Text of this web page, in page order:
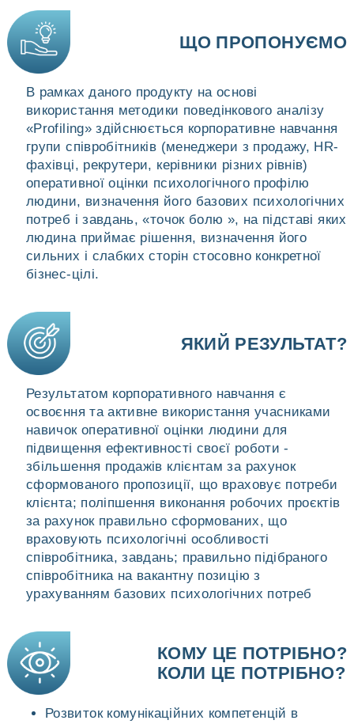
ЩО ПРОПОНУЄМО
В рамках даного продукту на основі
використання методики поведінкового аналізу
«Profiling» здійснюється корпоративне навчання
групи співробітників (менеджери з продажу, HR-
фахівці, рекрутери, керівники різних рівнів)
оперативної оцінки психологічного профілю
людини, визначення його базових психологічних
потреб і завдань, «точок болю », на підставі яких
людина приймає рішення, визначення його
сильних і слабких сторін стосовно конкретної
бізнес-цілі.
ЯКИЙ РЕЗУЛЬТАТ?
Результатом корпоративного навчання є
освоєння та активне використання учасниками
навичок оперативної оцінки людини для
підвищення ефективності своєї роботи -
збільшення продажів клієнтам за рахунок
сформованого пропозиції, що враховує потреби
клієнта; поліпшення виконання робочих проєктів
за рахунок правильно сформованих, що
враховують психологічні особливості
співробітника, завдань; правильно підібраного
співробітника на вакантну позицію з
урахуванням базових психологічних потреб
КОМУ ЦЕ ПОТРІБНО?
КОЛИ ЦЕ ПОТРІБНО?
Розвиток комунікаційних компетенцій в